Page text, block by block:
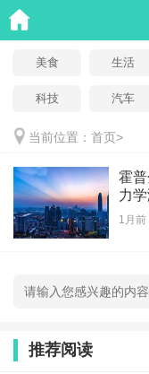
美食 生活
科技 汽车
当前位置： 首页>
霍
力
1月前
推荐阅读